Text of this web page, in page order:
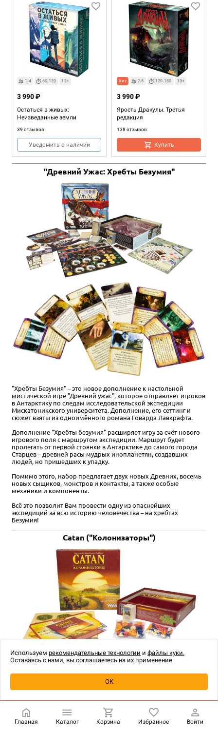
1-4 60-120 12+
Остаться в живых:
Неизведанные земли
39 отзывов
3 990 ₽
Уведомить о наличии
Хит 2-5 120-180 13+
Ярость Дракулы. Третья
редакция
138 отзывов
3 990 ₽
Купить
2-10 15-20 5+
Свинтус (2010)
490 ₽
Уведомить о наличии
"Древний Ужас: Хребты Безумия"
"Хребты Безумия" – это новое дополнение к настольной
мистической игре "Древний ужас", которое отправляет игроков
в Антарктику по следам исследовательской экспедиции
Мискатоникского университета. Дополнение, его сеттинг и
сюжет взяты из одноимённого романа Говарда Лавкрафта.
Дополнение "Хребты безумия" расширяет игру за счёт нового
игрового поля с маршрутом экспедиции. Маршрут будет
пролегать от первой стоянки в Антарктике до самого города
Старцев – древней расы мудрых инопланетян, создавших
людей, но пришедших к упадку.
Помимо этого, набор предлагает двух новых Древних, восемь
новых сыщиков, монстров и контакты, а также особые
механики и компоненты.
Всё это позволит Вам провести одну из опаснейших
экспедиций за всю историю человечества – на хребтах
Безумия!
Catan ("Колонизаторы")
Главная Каталог Корзина Избранное Войти
Используем рекомендательные технологии и файлы куки.
Оставаясь с нами, вы соглашаетесь на их применение
OK